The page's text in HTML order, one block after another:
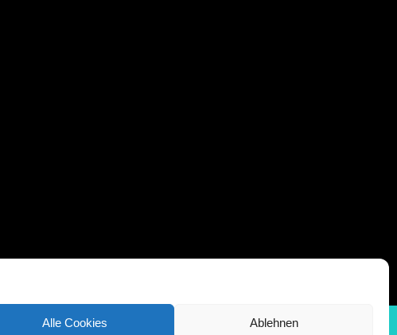
Alle Cookies Ablehnen
*= Affiliate Link © 2020 pfannen-held.de